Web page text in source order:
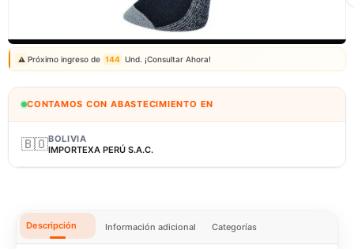
Correo: ventas@fagy.com.pe (01) 6371882 - 915 330 639
⚠️ Próximo ingreso de 144 Und. ¡Consultar Ahora!
CONTAMOS CON ABASTECIMIENTO EN
🇧🇴BOLIVIA
IMPORTEXA PERÚ S.A.C.
Descripción Información adicional Categorías